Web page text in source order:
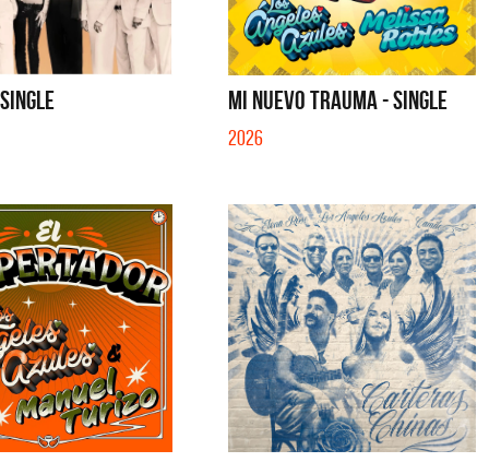
MI NUEVO TRAUMA - SINGLE
2026